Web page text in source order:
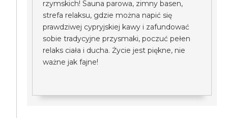
rzymskich! Sauna parowa, zimny basen,
strefa relaksu, gdzie można napić się
prawdziwej cypryjskiej kawy i zafundować
sobie tradycyjne przysmaki, poczuć pełen
relaks ciała i ducha. Życie jest piękne, nie
ważne jak fajne!